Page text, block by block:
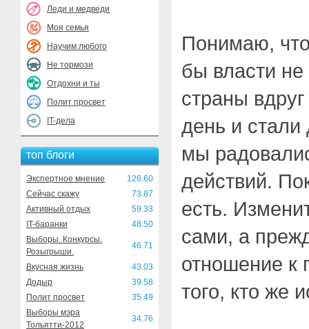
Леди и медведи
Моя семья
Научим любого
Не тормози
Отдохни и ты
Полит просвет
IT-дела
топ блоги
Экспертное мнение
126.60
Сейчас скажу
73.87
Активный отдых
59.33
IT-баранки
48.50
Выборы. Конкурсы.
Розыгрыши.
46.71
Вкусная жизнь
43.03
Додыр
39.58
Полит просвет
35.49
Выборы мэра
Тольятти-2012
34.76
Понимаю,
бы власти не
страны
день и стали
мы
действий.
есть.
сами, а
отношение к
того, кто же